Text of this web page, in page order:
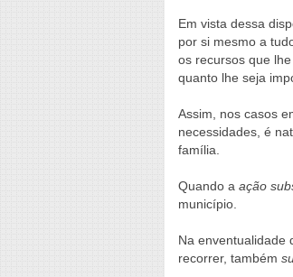
Em vista dessa
por si mesmo a
os recursos que
quanto lhe seja
Assim, nos casos
necessidades, é
família.
Quando a ação
município.
Na enventualidade
recorrer, também